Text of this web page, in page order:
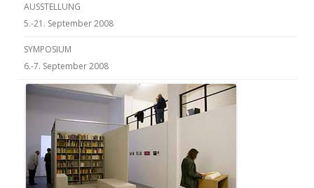
AUSSTELLUNG
5.-21. September 2008
SYMPOSIUM
6.-7. September 2008